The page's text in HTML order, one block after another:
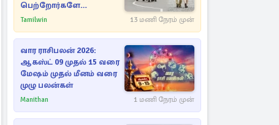
பெற்றோர்களே
எச்சரிக்கை
Tamilwin 13 மணி நேரம் முன்
வார ராசிபலன் 2026:
ஆகஸ்ட் 09 முதல் 15 வரை
மேஷம் முதல் மீனம் வரை
முழு பலன்கள்
Manithan 1 மணி நேரம் முன்